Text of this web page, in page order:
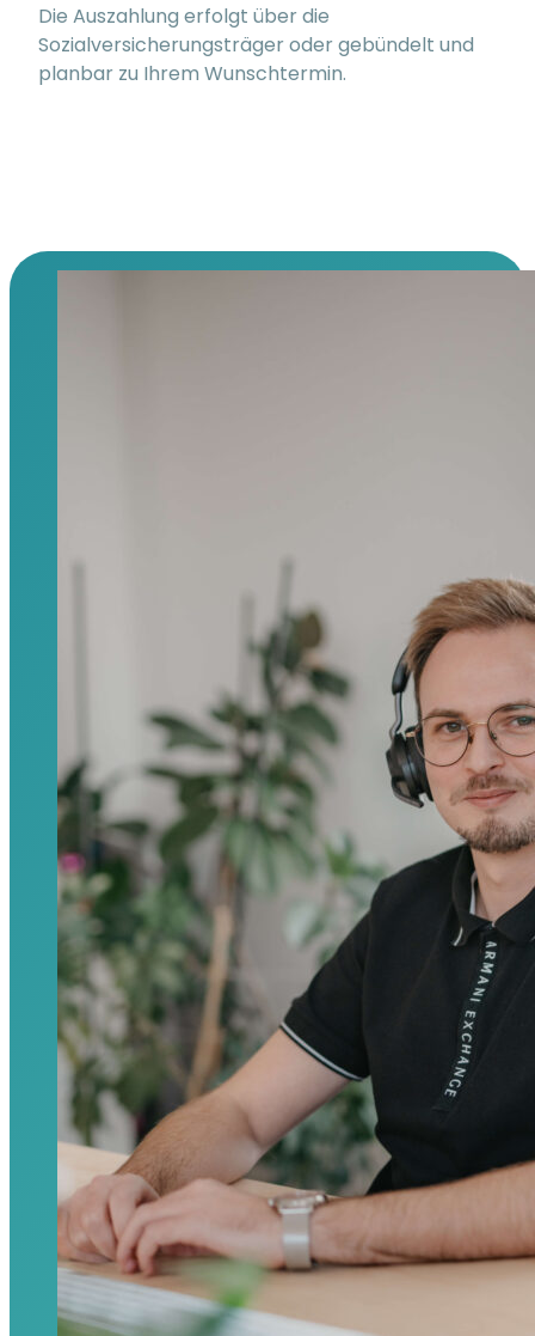
Die Auszahlung erfolgt über die
Sozialversicherungsträger oder gebündelt und
planbar zu Ihrem Wunschtermin.